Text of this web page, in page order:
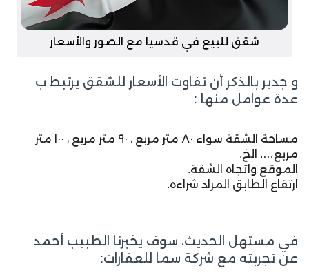
شقق للبيع في قدسيا مع الصور والأسعار
و جدير بالذكر أن تفاوت الأسعار للشقق يرتبط ب
عدة عوامل منها :
مساحة الشقة سواء ٨٠ متر مربع ، ٩٠ متر مربع ، ١٠٠ متر
مربع…. الخ.
الموقع واتجاه الشقة.
ارتفاع الطابق المراد شراءه.
في مستهل الحديث، سوف يخبرنا الطبيب أحمد
عن تجربته مع شركة سما للعقارات: